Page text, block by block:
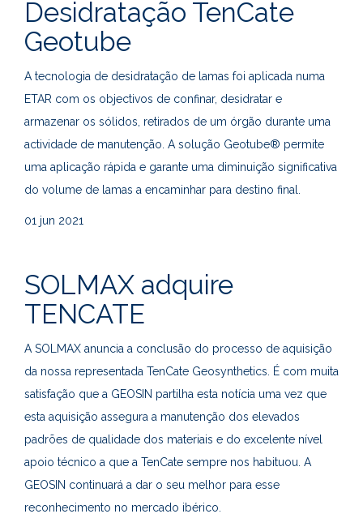
Desidratação TenCate
Geotube
A tecnologia de desidratação de lamas foi aplicada numa
ETAR com os objectivos de confinar, desidratar e
armazenar os sólidos, retirados de um órgão durante uma
actividade de manutenção. A solução Geotube® permite
uma aplicação rápida e garante uma diminuição significativa
do volume de lamas a encaminhar para destino final.
01 jun 2021
SOLMAX adquire
TENCATE
A SOLMAX anuncia a conclusão do processo de aquisição
da nossa representada TenCate Geosynthetics. É com muita
satisfação que a GEOSIN partilha esta notícia uma vez que
esta aquisição assegura a manutenção dos elevados
padrões de qualidade dos materiais e do excelente nível
apoio técnico a que a TenCate sempre nos habituou. A
GEOSIN continuará a dar o seu melhor para esse
reconhecimento no mercado ibérico.